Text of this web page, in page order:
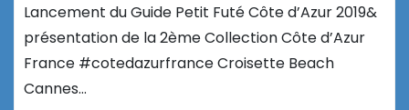
Lancement du Guide Petit Futé Côte d’Azur 2019&
présentation de la 2ème Collection Côte d’Azur
France #cotedazurfrance Croisette Beach
Cannes…